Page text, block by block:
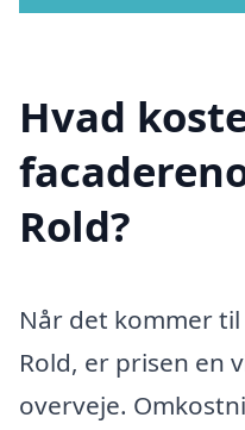
Hvad
Rold?
Når det kommer
Rold, er prisen en
overveje.